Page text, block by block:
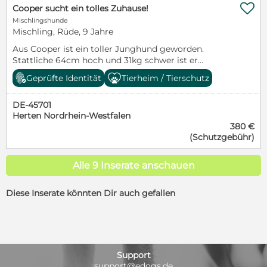
Cooper sucht ein tolles Zuhause!
Mischlingshunde
Mischling, Rüde, 9 Jahre
Aus Cooper ist ein toller Junghund geworden.
Stattliche 64cm hoch und 31kg schwer ist er
geworden. Cooper geht regelmäßig spazieren und
läuft toll mit. In der Gruppe mit anderen Hunden
möchte er gern an erster Stelle laufen. Cooper
bräuchte eine tolle Familie die mit ihm das
Einmaleins für Hunde noch einmal durcharbeitet. Er
Auffangsstation nahe Malaga und bräuchte endlich
einen eigenen Platz. Ausreisefertig gechipt, geimpft
und kastriert ist Cooper schon lange. Aufenthaltsort:

Geprüfte Identität Tierheim / Tierschutz
DE-45701
Herten Nordrhein-Westfalen
380 €
(Schutzgebühr)
Alle 9 Inserate anschauen
Diese Inserate könnten Dir auch gefallen
Support